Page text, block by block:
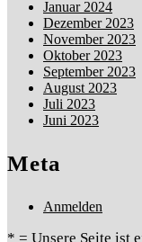
Januar 2024
Dezember 2023
November 2023
Oktober 2023
September 2023
August 2023
Juli 2023
Juni 2023
Meta
Anmelden
* = Unsere Seite ist